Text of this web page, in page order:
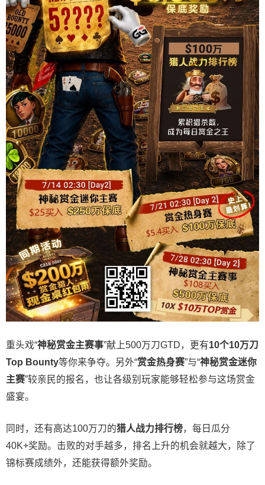
重头戏“神秘赏金主赛事”献上500万刀GTD，更有10个10万刀
Top Bounty等你来争夺。另外“赏金热身赛”与“神秘赏金迷你
主赛”较亲民的报名，也让各级别玩家能够轻松参与这场赏金
盛宴。
同时，还有高达100万刀的猎人战力排行榜，每日瓜分
40K+奖励。击败的对手越多，排名上升的机会就越大，除了
锦标赛成绩外，还能获得额外奖励。